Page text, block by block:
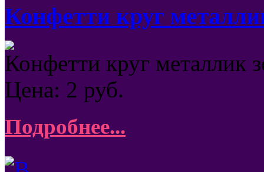
Конфетти круг
Конфетти круг металлик
Цена: 2 руб.
Подробнее...